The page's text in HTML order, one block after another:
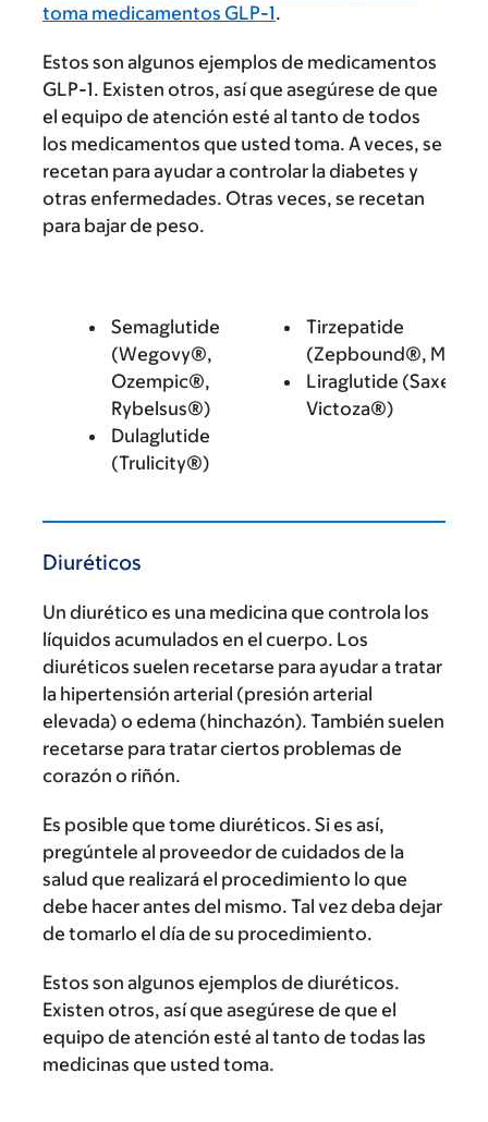
toma medicamentos GLP-1.
Estos son algunos ejemplos de medicamentos
GLP-1. Existen otros, así que asegúrese de que
el equipo de atención esté al tanto de todos
los medicamentos que usted toma. A veces, se
recetan para ayudar a controlar la diabetes y
otras enfermedades. Otras veces, se recetan
para bajar de peso.
Semaglutide
(Wegovy®,
Ozempic®,
Rybelsus®)
Dulaglutide
(Trulicity®)
Tirzepatide
(Zepbound®,
Liraglutide
Victoza®)
Diuréticos
Un diurético es una medicina que controla los
líquidos acumulados en el cuerpo. Los
diuréticos suelen recetarse para ayudar a tratar
la hipertensión arterial (presión arterial
elevada) o edema (hinchazón). También suelen
recetarse para tratar ciertos problemas de
corazón o riñón.
Es posible que tome diuréticos. Si es así,
pregúntele al proveedor de cuidados de la
salud que realizará el procedimiento lo que
debe hacer antes del mismo. Tal vez deba dejar
de tomarlo el día de su procedimiento.
Estos son algunos ejemplos de diuréticos.
Existen otros, así que asegúrese de que el
equipo de atención esté al tanto de todas las
medicinas que usted toma.